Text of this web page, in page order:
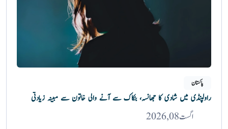
پاکستان
راولپنڈی میں شادی کا جھانسہ، بنکاک سے آنے والی خاتون سے مبینہ زیادتی
اگست 08, 2026